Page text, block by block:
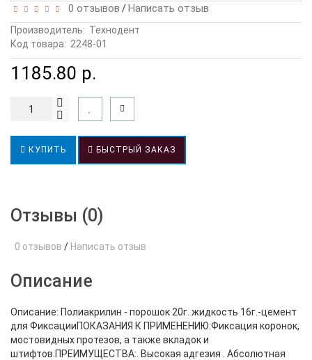
0 отзывов /Написать отзыв
Производитель: Технодент
Код товара: 2248-01
1185.80 р.
КУПИТЬ БЫСТРЫЙ ЗАКАЗ
Отзывы (0)
0 отзывов / Написать отзыв
Описание
Описание: Полиакрилин - порошок 20г. жидкость 16г.-цемент
для ФиксацииПОКАЗАНИЯ К ПРИМЕНЕНИЮ:Фиксация коронок,
мостовидных протезов, а также вкладок и
штифтов.ПРЕИМУЩЕСТВА:. Высокая адгезия . Абсолютная